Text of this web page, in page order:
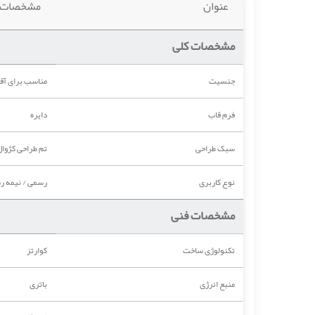
عنوان مشخصات
مشخصات کلی
جنسیت
مناسب برای
فرم قاب
دایره
سبک طراحی
تم طراحی
نوع کاربری
رسمی / نیمه
مشخصات فنی
تکنولوژی ساخت
کوارتز
منبع انرژی
باتری